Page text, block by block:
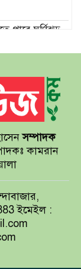
পারে ঘূর্ণিঝড়
মোটেল-
ইউক্রেনের
টপকে
সম্পাদক
কামরান
ইমেইল :